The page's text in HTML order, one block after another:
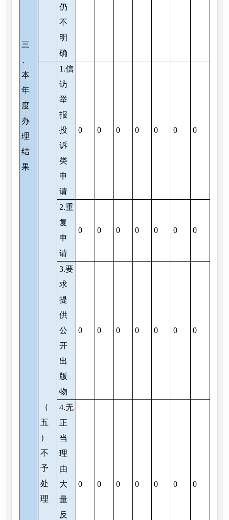
三
本
年
度
办
理
结
果
仍
不
明
确
（
五
）
不
予
处
理
1.信
访
举
报
投
诉
类
申
请
0 0 0 0 0 0 0
2.重
复
申
请
0 0 0 0 0 0 0
3.要
求
提
供
公
开
出
版
物
0 0 0 0 0 0 0
4.无
正
当
理
由
大
量
反
0 0 0 0 0 0 0